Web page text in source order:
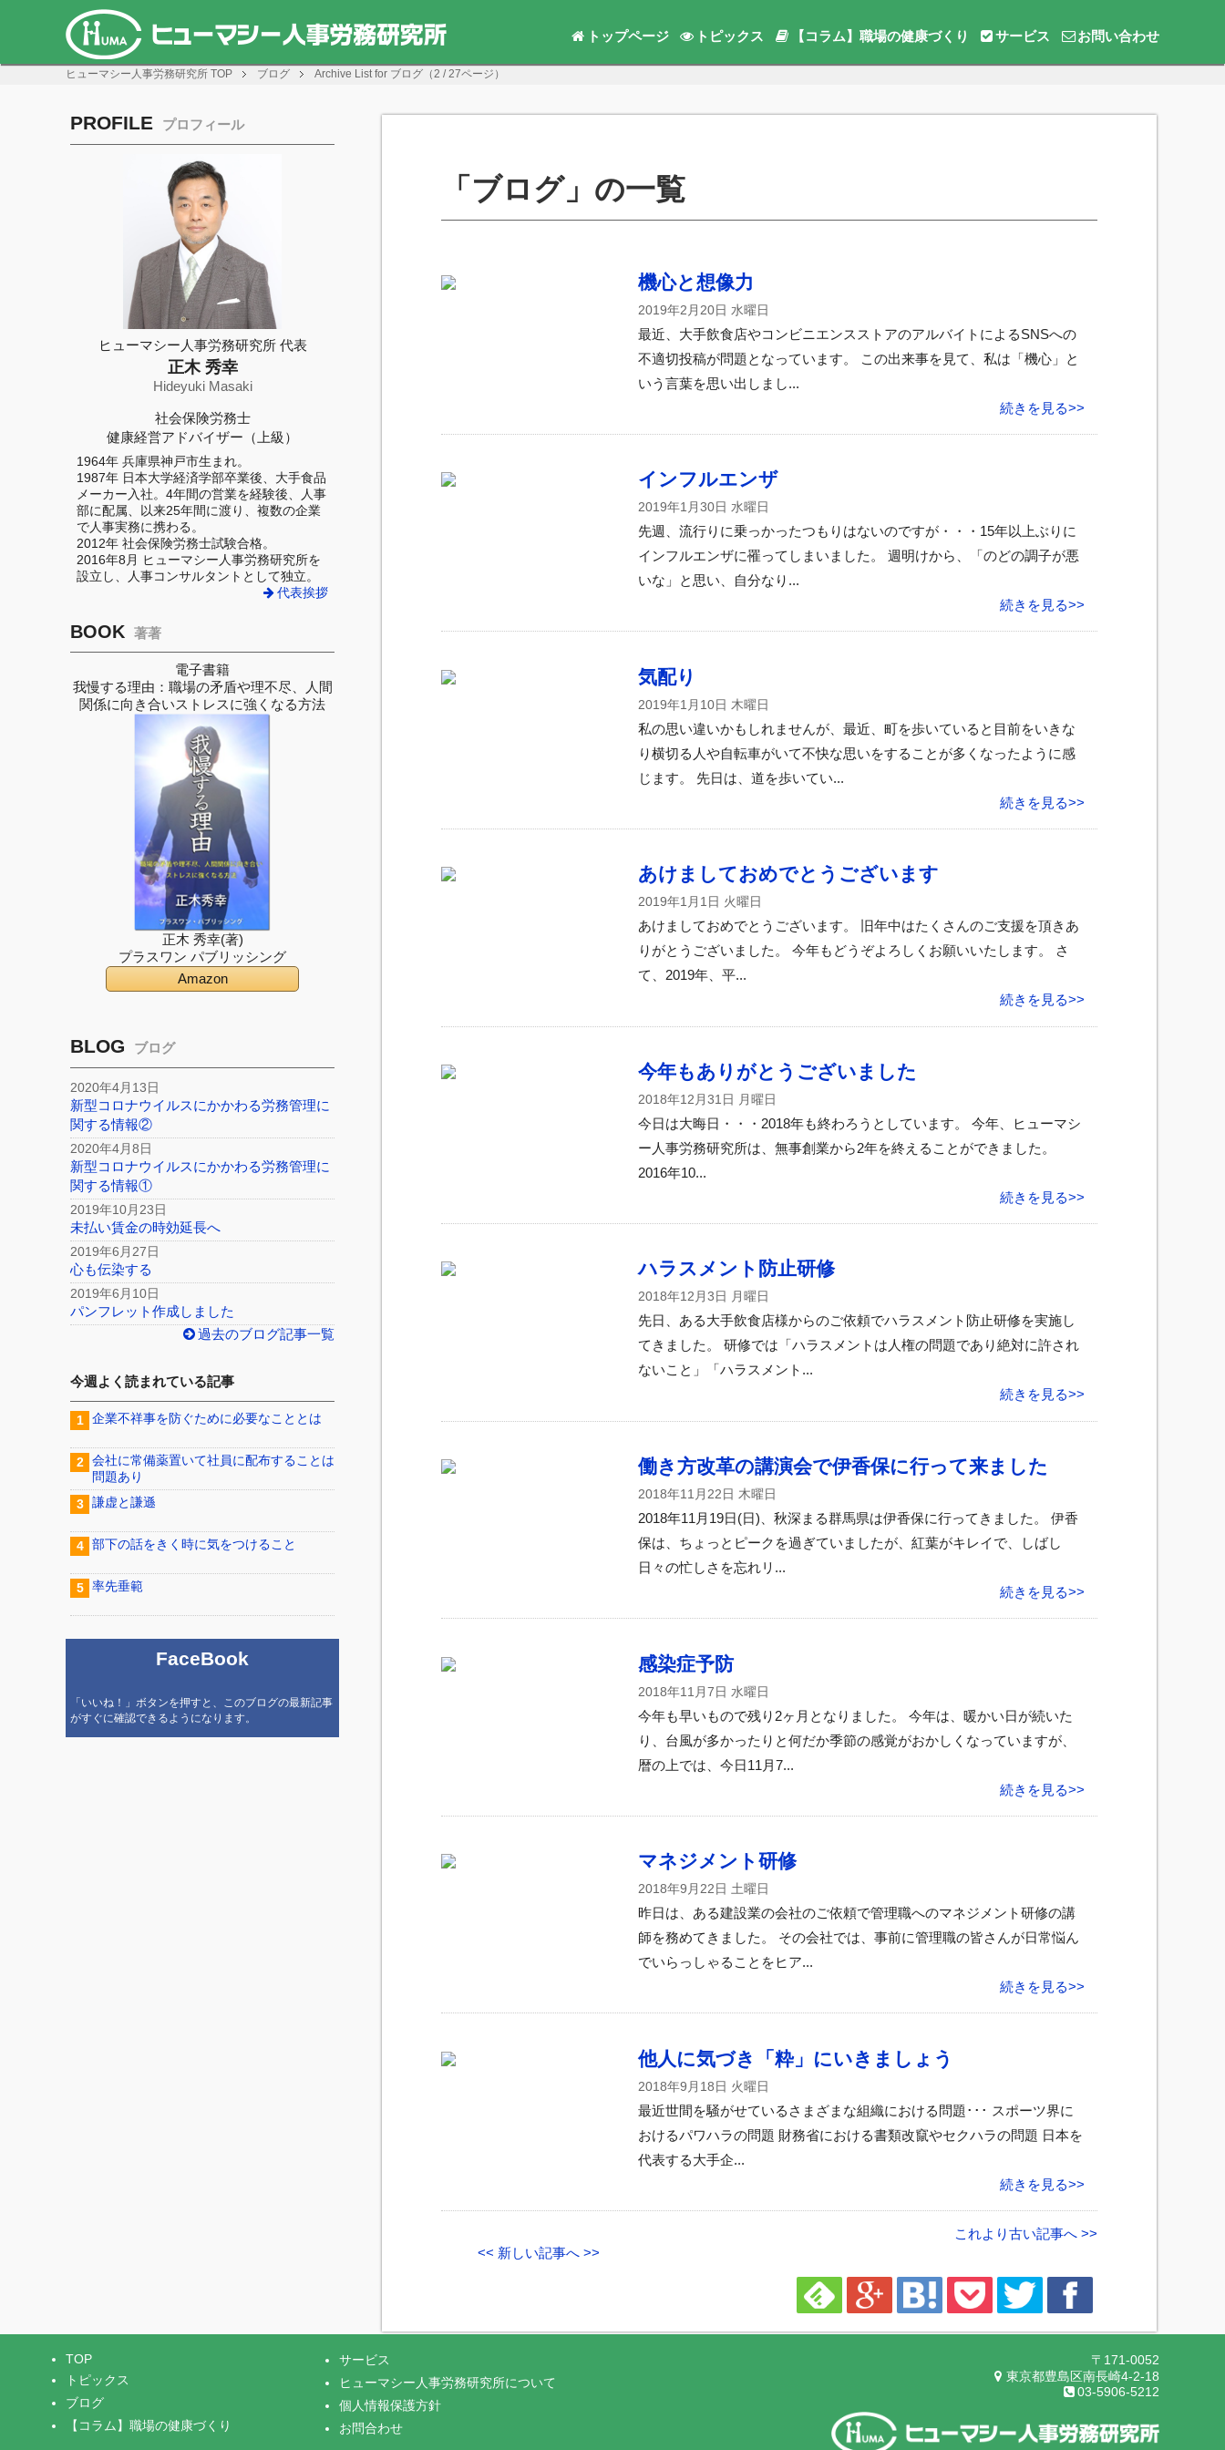
お問い合わせ
サービス
【コラム】職場の健康づくり
トピックス
トップページ
ヒューマシー人事労務研究所 TOP ブログ Archive List for ブログ（2 / 27ページ）
「ブログ」の一覧
機心と想像力
2019年2月20日 水曜日
最近、大手飲食店やコンビニエンスストアのアルバイトによるSNSへの
不適切投稿が問題となっています。 この出来事を見て、私は「機心」と
いう言葉を思い出しまし...
続きを見る>>
インフルエンザ
2019年1月30日 水曜日
先週、流行りに乗っかったつもりはないのですが・・・15年以上ぶりに
インフルエンザに罹ってしまいました。 週明けから、「のどの調子が悪
いな」と思い、自分なり...
続きを見る>>
気配り
2019年1月10日 木曜日
私の思い違いかもしれませんが、最近、町を歩いていると目前をいきな
り横切る人や自転車がいて不快な思いをすることが多くなったように感
じます。 先日は、道を歩いてい...
続きを見る>>
あけましておめでとうございます
2019年1月1日 火曜日
あけましておめでとうございます。 旧年中はたくさんのご支援を頂きあ
りがとうございました。 今年もどうぞよろしくお願いいたします。 さ
て、2019年、平...
続きを見る>>
今年もありがとうございました
2018年12月31日 月曜日
今日は大晦日・・・2018年も終わろうとしています。 今年、ヒューマシ
ー人事労務研究所は、無事創業から2年を終えることができました。
2016年10...
続きを見る>>
ハラスメント防止研修
2018年12月3日 月曜日
先日、ある大手飲食店様からのご依頼でハラスメント防止研修を実施し
てきました。 研修では「ハラスメントは人権の問題であり絶対に許され
ないこと」「ハラスメント...
続きを見る>>
働き方改革の講演会で伊香保に行って来ました
2018年11月22日 木曜日
2018年11月19日(日)、秋深まる群馬県は伊香保に行ってきました。 伊香
保は、ちょっとピークを過ぎていましたが、紅葉がキレイで、しばし
日々の忙しさを忘れリ...
続きを見る>>
感染症予防
2018年11月7日 水曜日
今年も早いもので残り2ヶ月となりました。 今年は、暖かい日が続いた
り、台風が多かったりと何だか季節の感覚がおかしくなっていますが、
暦の上では、今日11月7...
続きを見る>>
マネジメント研修
2018年9月22日 土曜日
昨日は、ある建設業の会社のご依頼で管理職へのマネジメント研修の講
師を務めてきました。 その会社では、事前に管理職の皆さんが日常悩ん
でいらっしゃることをヒア...
続きを見る>>
他人に気づき「粋」にいきましょう
2018年9月18日 火曜日
最近世間を騒がせているさまざまな組織における問題･･･ スポーツ界に
おけるパワハラの問題 財務省における書類改竄やセクハラの問題 日本を
代表する大手企...
続きを見る>>
これより古い記事へ >>
<< 新しい記事へ >>
PROFILE プロフィール
ヒューマシー人事労務研究所 代表
正木 秀幸
Hideyuki Masaki
社会保険労務士
健康経営アドバイザー（上級）
1964年 兵庫県神戸市生まれ。
1987年 日本大学経済学部卒業後、大手食品
メーカー入社。4年間の営業を経験後、人事
部に配属、以来25年間に渡り、複数の企業
で人事実務に携わる。
2012年 社会保険労務士試験合格。
2016年8月 ヒューマシー人事労務研究所を
設立し、人事コンサルタントとして独立。
代表挨拶
BOOK 著著
電子書籍
我慢する理由：職場の矛盾や理不尽、人間
関係に向き合いストレスに強くなる方法
正木 秀幸(著)
プラスワン パブリッシング
Amazon
BLOG ブログ
2020年4月13日
新型コロナウイルスにかかわる労務管理に
関する情報②
2020年4月8日
新型コロナウイルスにかかわる労務管理に
関する情報①
2019年10月23日
未払い賃金の時効延長へ
2019年6月27日
心も伝染する
2019年6月10日
パンフレット作成しました
過去のブログ記事一覧
今週よく読まれている記事
企業不祥事を防ぐために必要なこととは
会社に常備薬置いて社員に配布することは
問題あり
謙虚と謙遜
部下の話をきく時に気をつけること
率先垂範
FaceBook
「いいね！」ボタンを押すと、このブログの最新記事
がすぐに確認できるようになります。
TOP
トピックス
ブログ
【コラム】職場の健康づくり
サービス
ヒューマシー人事労務研究所について
個人情報保護方針
お問合わせ
〒171-0052
東京都豊島区南長崎4-2-18
03-5906-5212